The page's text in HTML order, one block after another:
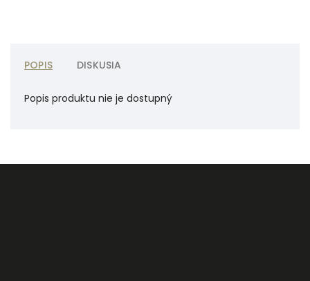
POPIS DISKUSIA
Popis produktu nie je dostupný